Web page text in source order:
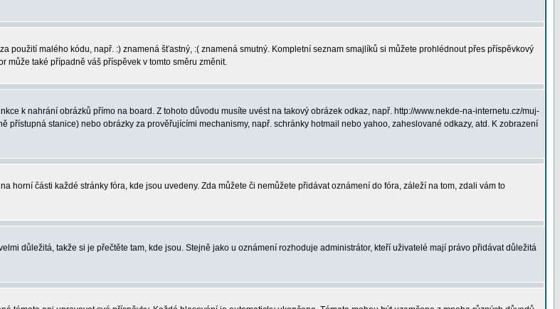
použití malého kódu, např. :) znamená šťastný, :( znamená smutný. Kompletní seznam smajlíků si můžete prohlédnout přes příspěvkový
může také případně váš příspěvek v tomto směru změnit.
k nahrání obrázků přímo na board. Z tohoto důvodu musíte uvést na takový obrázek odkaz, např. http://www.nekde-na-internetu.cz/muj-
stanice) nebo obrázky za prověřujícími mechanismy, např. schránky hotmail nebo yahoo, zaheslované odkazy, atd. K zobrazení
horní části každé stránky fóra, kde jsou uvedeny. Zda můžete či nemůžete přidávat oznámení do fóra, záleží na tom, zdali vám to
důležitá, takže si je přečtěte tam, kde jsou. Stejně jako u oznámení rozhoduje administrátor, kteří uživatelé mají právo přidávat důležitá